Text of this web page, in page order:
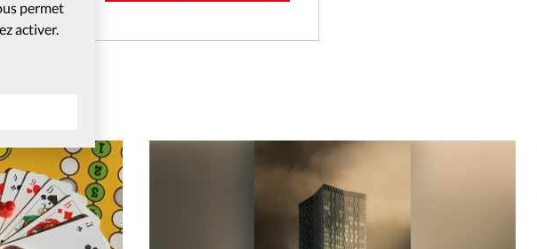
permet
activer.